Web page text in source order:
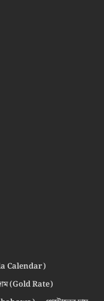
Calendar)
(Gold Rate)